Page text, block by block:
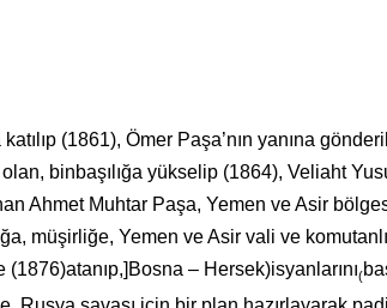
(1861), Ömer Paşa’nın yanına
binbaşılığa yükselip (1864), Veliaht
Ahmet Muhtar Paşa, Yemen ve Asir
müşirliğe, Yemen ve Asir vali ve
– Hersek)isyanlarını(